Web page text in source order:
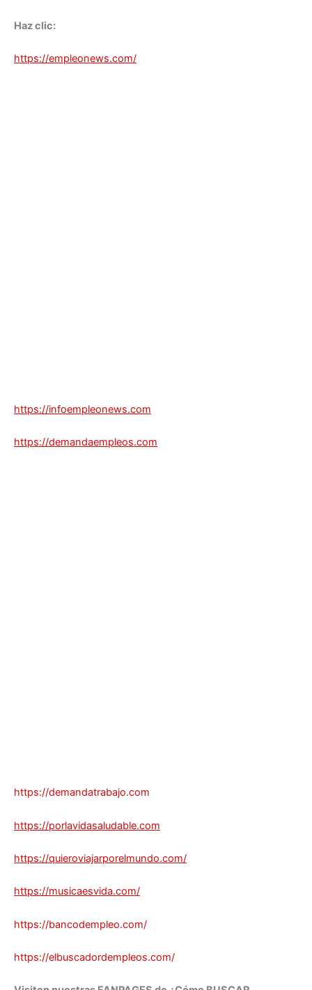
Haz clic:
https://empleonews.com/
https://infoempleonews.com
https://demandaempleos.com
https://demandatrabajo.com
https://porlavidasaludable.com
https://quieroviajarporelmundo.com/
https://musicaesvida.com/
https://bancodempleo.com/
https://elbuscadordempleos.com/